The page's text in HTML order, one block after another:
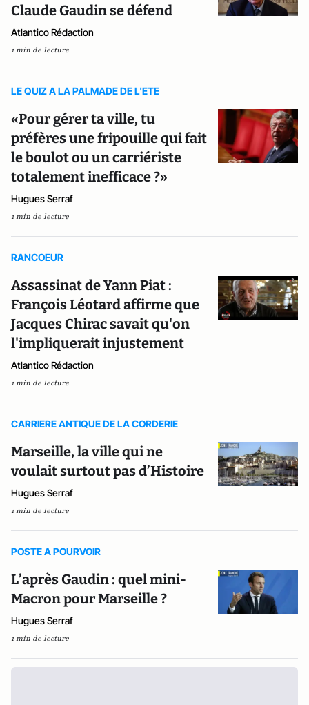
Claude Gaudin se défend
Atlantico Rédaction
1 min de lecture
LE QUIZ A LA PALMADE DE L'ETE
«Pour gérer ta ville, tu
préfères une fripouille qui fait
le boulot ou un carriériste
totalement inefficace ?»
Hugues Serraf
1 min de lecture
RANCOEUR
Assassinat de Yann Piat :
François Léotard affirme que
Jacques Chirac savait qu'on
l'impliquerait injustement
Atlantico Rédaction
1 min de lecture
CARRIERE ANTIQUE DE LA CORDERIE
Marseille, la ville qui ne
voulait surtout pas d’Histoire
Hugues Serraf
1 min de lecture
POSTE A POURVOIR
L’après Gaudin : quel mini-
Macron pour Marseille ?
Hugues Serraf
1 min de lecture